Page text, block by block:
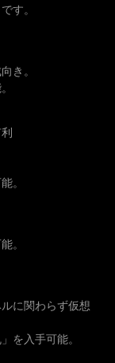
す。
き。
。
。
に関わらず仮想
を入手可能。